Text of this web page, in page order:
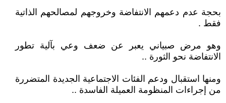
‏‎بحجة عدم دعمهم الانتفاضة وخروجهم لمصالحهم الذاتية
فقط .
وهو مرض صبياني يعبر عن ضعف وعي بآلية تطور
الانتفاضة نحو الثورة ..
ومنها استقبال ودعم الفئات الاجتماعية الجديدة المتضررة
من إجراءات المنظومة العميلة الفاسدة ..